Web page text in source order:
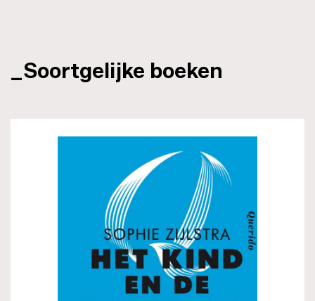
_Soortgelijke boeken